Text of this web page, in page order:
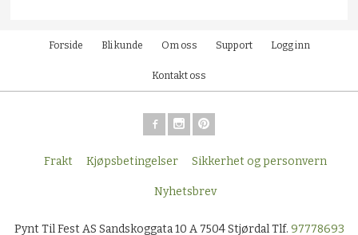
Forside Bli kunde Om oss Support Logg inn
Kontakt oss
Frakt Kjøpsbetingelser Sikkerhet og personvern
Nyhetsbrev
Pynt Til Fest AS Sandskoggata 10 A 7504 Stjørdal Tlf. 97778693